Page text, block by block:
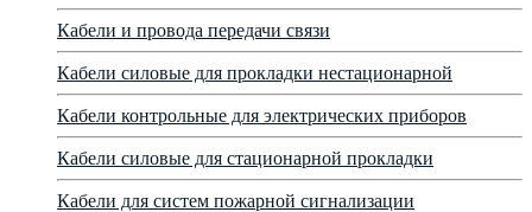
Кабели и провода передачи связи
Кабели силовые для прокладки нестационарной
Кабели контрольные для электрических приборов
Кабели силовые для стационарной прокладки
Кабели для систем пожарной сигнализации